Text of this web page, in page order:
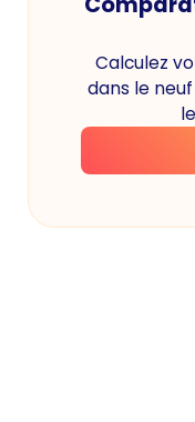
Calculez
dans le